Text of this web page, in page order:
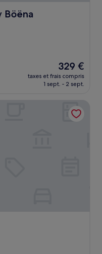
Böëna
Le
nouveau
prix
de
329 €
329 €
taxes et frais compris
1 sept. - 2 sept.